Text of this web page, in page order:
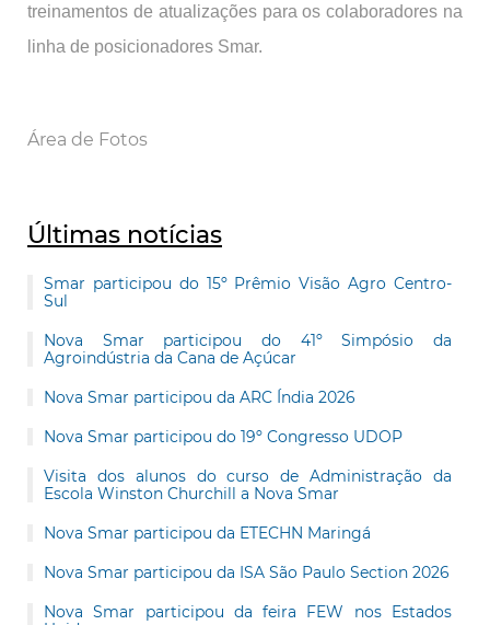
treinamentos de atualizações para os colaboradores na
linha de posicionadores Smar.
Área de Fotos
Últimas notícias
Smar participou do 15º Prêmio Visão Agro Centro-
Sul
Nova Smar participou do 41º Simpósio da
Agroindústria da Cana de Açúcar
Nova Smar participou da ARC Índia 2026
Nova Smar participou do 19º Congresso UDOP
Visita dos alunos do curso de Administração da
Escola Winston Churchill a Nova Smar
Nova Smar participou da ETECHN Maringá
Nova Smar participou da ISA São Paulo Section 2026
Nova Smar participou da feira FEW nos Estados